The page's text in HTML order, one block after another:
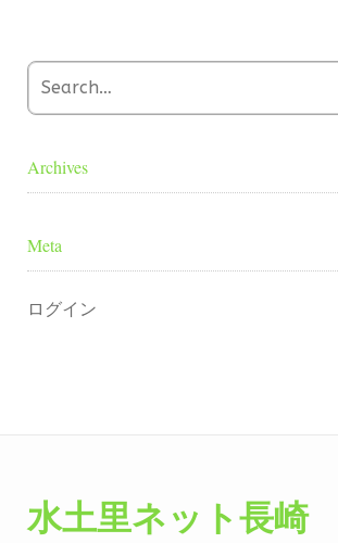
Archives
Meta
ログイン
水土里ネット長崎